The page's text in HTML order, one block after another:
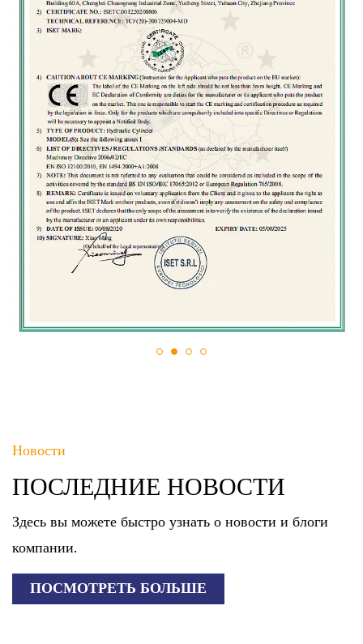
Новости
ПОСЛЕДНИЕ НОВОСТИ
Здесь вы можете быстро узнать о новости и блоги
компании.
ПОСМОТРЕТЬ БОЛЬШЕ